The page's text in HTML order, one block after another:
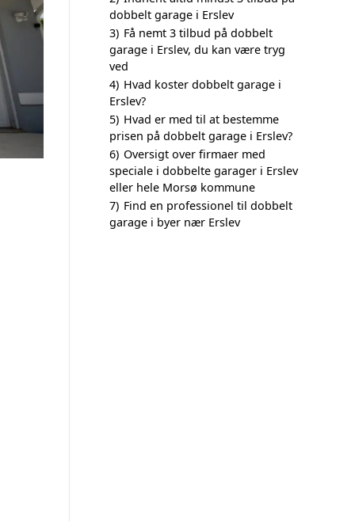
dobbelt garage i Erslev
3) Få nemt 3 tilbud på dobbelt
garage i Erslev, du kan være tryg
ved
4) Hvad koster dobbelt garage i
Erslev?
5) Hvad er med til at bestemme
prisen på dobbelt garage i Erslev?
6) Oversigt over firmaer med
speciale i dobbelte garager i Erslev
eller hele Morsø kommune
7) Find en professionel til dobbelt
garage i byer nær Erslev